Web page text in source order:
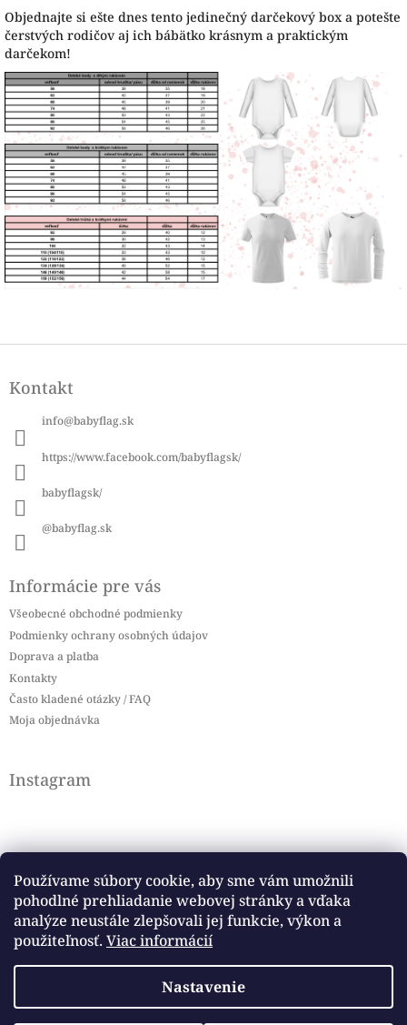
Používame súbory cookie, aby sme vám umožnili
pohodlné prehliadanie webovej stránky a vďaka
analýze neustále zlepšovali jej funkcie, výkon a
použiteľnosť. Viac informácií
Nastavenie
Objednajte si ešte dnes tento jedinečný darčekový box a potešte
čerstvých rodičov aj ich bábätko krásnym a praktickým
darčekom!
pKontakt
info@babyflag.sk
https://www.facebook.com/babyflagsk/
babyflagsk/
@babyflag.sk
Informácie pre vás
Všeobecné obchodné podmienky
Podmienky ochrany osobných údajov
Doprava a platba
Kontakty
Často kladené otázky / FAQ
Moja objednávka
Instagram
Sledovať na Instagrame
Facebook